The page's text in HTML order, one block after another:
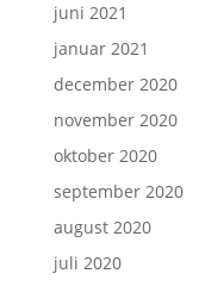
juni 2021
januar 2021
december 2020
november 2020
oktober 2020
september 2020
august 2020
juli 2020